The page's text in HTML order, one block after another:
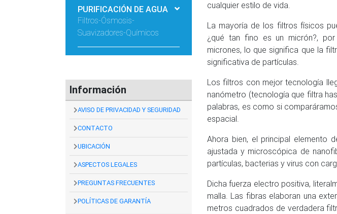
PURIFICACIÓN DE AGUA
Filtros-Ósmosis-
Suavizadores-Químicos
Información
AVISO DE PRIVACIDAD Y SEGURIDAD
CONTACTO
UBICACIÓN
ASPECTOS LEGALES
PREGUNTAS FRECUENTES
POLÍTICAS DE GARANTÍA
cualquier estilo de vida.
La mayoría de los filtros físicos
¿qué tan fino es un micrón?,
micrones, lo que significa que la
significativa de partículas.
Los filtros con mejor tecnología
nanómetro (tecnología que filtra
palabras, es como si
espacial.
Ahora bien, el principal elemento
ajustada y microscópica de
partículas, bacterias y virus con
Dicha fuerza electro positiva,
malla. Las fibras elaboran una
metros cuadrados de verdadera